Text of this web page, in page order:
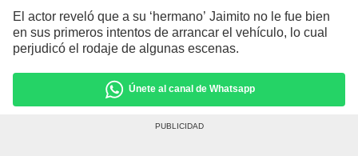
El actor reveló que a su ‘hermano’ Jaimito no le fue bien
en sus primeros intentos de arrancar el vehículo, lo cual
perjudicó el rodaje de algunas escenas.
Únete al canal de Whatsapp